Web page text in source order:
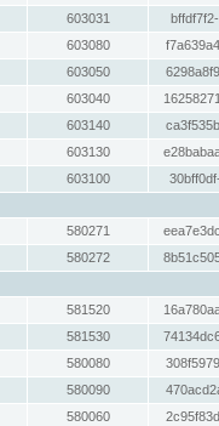
603031
603080
603050
603040
603140
603130
603100
580271
580272
581520
581530
580080
580090
580060